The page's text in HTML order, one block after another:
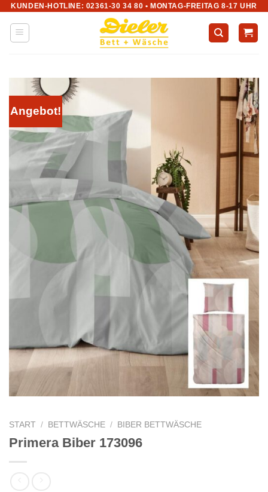
Zum
Inhalt
springen
KUNDEN-HOTLINE: 02361-30 34 80 • MONTAG-FREITAG 8-17 UHR
Angebot!
START / BETTWÄSCHE / BIBER BETTWÄSCHE
Primera Biber 173096